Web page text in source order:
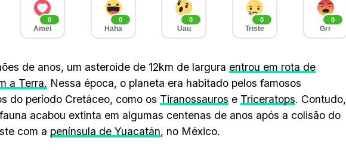
0
Amei
0
Haha
0
Uau
0
Triste
0
Grr
de anos, um asteroide de 12km de largura entrou em rota de
a Terra. Nessa época, o planeta era habitado pelos famosos
do período Cretáceo, como os Tiranossauros e Triceratops. Contudo,
acabou extinta em algumas centenas de anos após a colisão do
com a península de Yuacatán, no México.